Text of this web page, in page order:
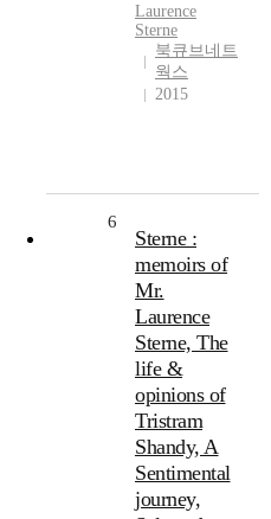
Laurence
Sterne
북큐브네트
웍스
2015
6
Sterne :
memoirs of
Mr.
Laurence
Sterne, The
life &
opinions of
Tristram
Shandy, A
Sentimental
journey,